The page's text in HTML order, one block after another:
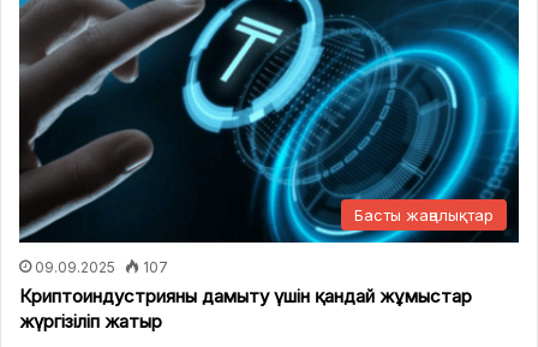
Басты жаңалықтар
09.09.2025 107
Криптоиндустрияны дамыту үшін қандай жұмыстар
жүргізіліп жатыр